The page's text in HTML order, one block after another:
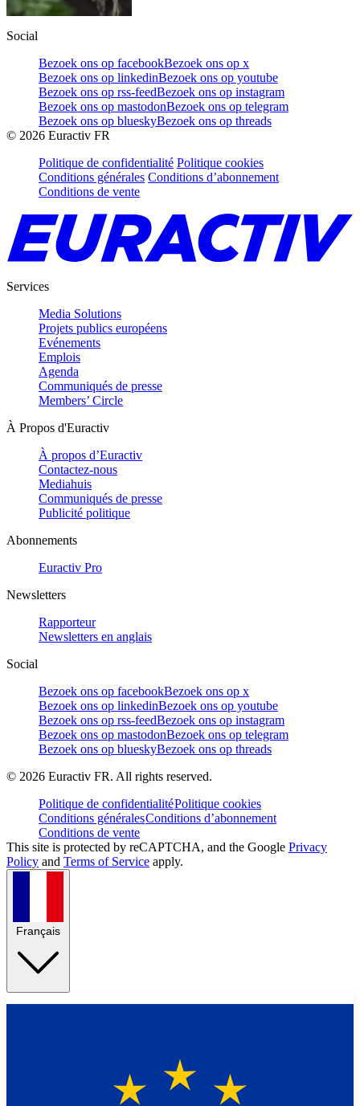
Social
Bezoek ons op facebookBezoek ons op x
Bezoek ons op linkedinBezoek ons op youtube
Bezoek ons op rss-feedBezoek ons op instagram
Bezoek ons op mastodonBezoek ons op telegram
Bezoek ons op blueskyBezoek ons op threads
© 2026 Euractiv FR
Politique de confidentialité Politique cookies
Conditions générales Conditions d’abonnement
Conditions de vente
Services
Media Solutions
Projets publics européens
Evénements
Emplois
Agenda
Communiqués de presse
Members’ Circle
À Propos d'Euractiv
À propos d’Euractiv
Contactez-nous
Mediahuis
Communiqués de presse
Publicité politique
Abonnements
Euractiv Pro
Newsletters
Rapporteur
Newsletters en anglais
Social
Bezoek ons op facebookBezoek ons op x
Bezoek ons op linkedinBezoek ons op youtube
Bezoek ons op rss-feedBezoek ons op instagram
Bezoek ons op mastodonBezoek ons op telegram
Bezoek ons op blueskyBezoek ons op threads
© 2026 Euractiv FR. All rights reserved.
Politique de confidentialitéPolitique cookies
Conditions généralesConditions d’abonnement
Conditions de vente
This site is protected by reCAPTCHA, and the Google Privacy
Policy and Terms of Service apply.
Français